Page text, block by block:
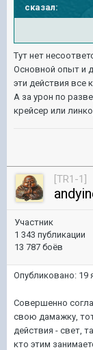
сказал:
Тут нет
Основной опыт и
эти действия все
А за урон по
крейсер или
[TR1-1]
Участник
1 343 публикации
13 787 боёв
Опубликовано: 19
Совершенно
свою дамажку,
действия - свет,
кто этим